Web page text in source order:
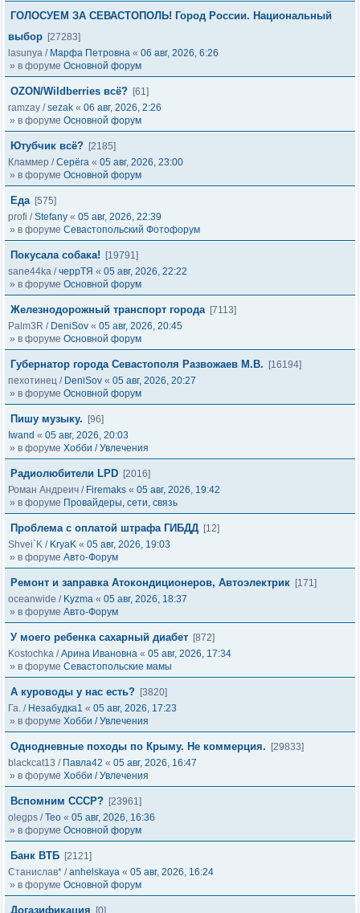
ГОЛОСУЕМ ЗА СЕВАСТОПОЛЬ! Город России. Национальный
выбор [27283]
lasunya / Марфа Петровна « 06 авг, 2026, 6:26
» в форуме Основной форум
OZON/Wildberries всё? [61]
ramzay /sezak « 06 авг, 2026, 2:26
» в форуме Основной форум
Ютубчик всё? [2185]
Кламмер /Серёга « 05 авг, 2026, 23:00
» в форуме Основной форум
Еда [575]
profi /Stefany « 05 авг, 2026, 22:39
» в форуме Севастопольский Фотофорум
Покусала собака!
[19791]
sane44ka /черрТЯ « 05 авг, 2026, 22:22
» в форуме Основной форум
Железнодорожный транспорт города [7113]
Palm3R / DeniSov « 05 авг, 2026, 20:45
» в форуме Основной форум
Губернатор города Севастополя Развожаев М.В.
[16194]
пехотинец / DeniSov « 05 авг, 2026, 20:27
» в форуме Основной форум
Пишу музыку.
[96]
Iwand « 05 авг, 2026, 20:03
» в форуме Хобби / Увлечения
Радиолюбители LPD [2016]
Роман Андреич / Firemaks « 05 авг, 2026, 19:42
» в форуме Провайдеры, сети, связь
Проблема с оплатой штрафа ГИБДД [12]
Shvei`K / KryaK « 05 авг, 2026, 19:03
» в форуме Авто-Форум
Ремонт и заправка Атокондиционеров, Автоэлектрик [171]
oceanwide / Kyzma « 05 авг, 2026, 18:37
» в форуме Авто-Форум
У моего ребенка сахарный диабет [872]
Kostochka /Арина Ивановна « 05 авг, 2026, 17:34
» в форуме Севастопольские мамы
А куроводы у нас есть? [3820]
Га. / Незабудка1 « 05 авг, 2026, 17:23
» в форуме Хобби / Увлечения
Однодневные походы по Крыму. Не коммерция.
[29833]
blackcat13 / Павла42 « 05 авг, 2026, 16:47
» в форуме Хобби / Увлечения
Вспомним СССР? [23961]
olegps /Тео « 05 авг, 2026, 16:36
» в форуме Основной форум
Банк ВТБ [2121]
Станислав* /anhelskaya « 05 авг, 2026, 16:24
» в форуме Основной форум
Догазификация
[0]